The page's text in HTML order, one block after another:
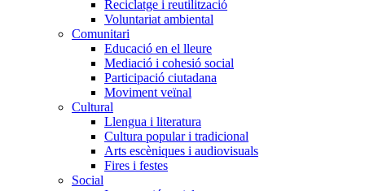
Reciclatge i reutilització
Voluntariat ambiental
Comunitari
Educació en el lleure
Mediació i cohesió social
Participació ciutadana
Moviment veïnal
Cultural
Llengua i literatura
Cultura popular i tradicional
Arts escèniques i audiovisuals
Fires i festes
Social